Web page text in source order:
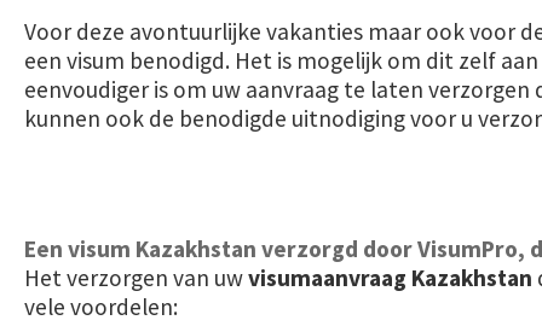
Voor deze avontuurlijke vakanties maar ook voor
een visum benodigd. Het is mogelijk om dit zelf
eenvoudiger is om uw aanvraag te laten verzorgen
kunnen ook de benodigde uitnodiging voor u
Een visum Kazakhstan verzorgd door VisumPro,
Het verzorgen van uwvisumaanvraag Kazakhstan
vele voordelen: